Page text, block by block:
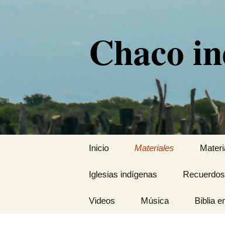
Chaco
contenido
Inicio Materiales
Iglesias indígenas
Videos Música Biblia